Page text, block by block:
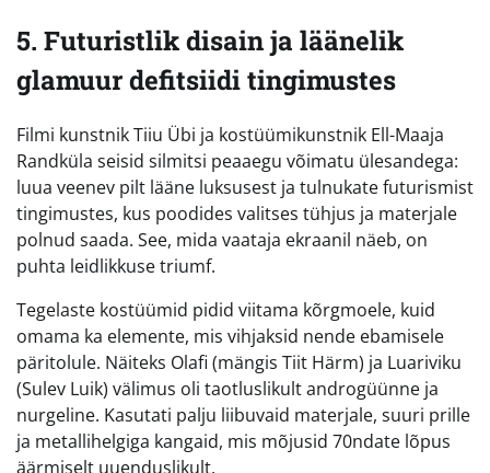
5. Futuristlik disain ja läänelik
glamuur defitsiidi tingimustes
Filmi kunstnik Tiiu Übi ja kostüümikunstnik Ell-Maaja
Randküla seisid silmitsi peaaegu võimatu ülesandega:
luua veenev pilt lääne luksusest ja tulnukate futurismist
tingimustes, kus poodides valitses tühjus ja materjale
polnud saada. See, mida vaataja ekraanil näeb, on
puhta leidlikkuse triumf.
Tegelaste kostüümid pidid viitama kõrgmoele, kuid
omama ka elemente, mis vihjaksid nende ebamisele
päritolule. Näiteks Olafi (mängis Tiit Härm) ja Luariviku
(Sulev Luik) välimus oli taotluslikult androgüünne ja
nurgeline. Kasutati palju liibuvaid materjale, suuri prille
ja metallihelgiga kangaid, mis mõjusid 70ndate lõpus
äärmiselt uuenduslikult.